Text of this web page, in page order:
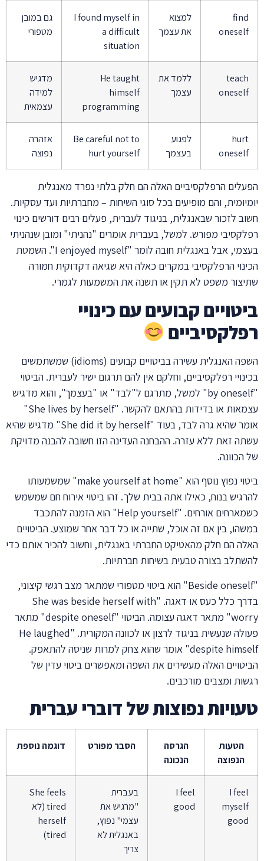
find
oneself
למצוא
את עצמך
I found myself in
a difficult
situation
גם במובן
מטפורי
teach
oneself
ללמד את
עצמך
He taught
himself
programming
מדגיש
למידה
עצמאית
hurt
oneself
לפגוע
בעצמך
Be careful not to
hurt yourself
אזהרה
נפוצה
הפעלים הרפלקסיביים האלה הם חלק בלתי נפרד מאנגלית
יומיומית, והם מופיעים בכל סוגי השיחות – מחברתיות ועד עסקיות.
חשוב לזכור שבאנגלית, בניגוד לעברית, פעלים רבים דורשים כינוי
רפלקסיבי מפורש. למשל, בעברית אומרים "נהניתי" ומובן שנהניתי
בעצמי, אבל באנגלית חובה לומר "I enjoyed myself". השמטת
הכינוי הרפלקסיבי במקרים כאלה היא שגיאה דקדוקית חמורה
שתיצור משפט לא תקין או תשנה את המשמעות לגמרי.
ביטויים קבועים עם כינויי
רפלקסיביים
השפה האנגלית עשירה בביטויים קבועים (idioms) שמשתמשים
בכינויי רפלקסיביים, וחלקם אין להם תרגום ישיר לעברית. הביטוי
"by oneself" למשל, מתרגם ל"לבד" או "בעצמך", והוא מדגיש
עצמאות או בדידות בהתאם להקשר. "She lives by herself"
אומר שהיא גרה לבד, בעוד "She did it by herself" מדגיש שהיא
עשתה זאת ללא עזרה. ההבחנה העדינה הזו חשובה להבנה מדויקת
של הכוונה.
ביטוי נפוץ נוסף הוא "make yourself at home" שמשמעותו
להרגיש בנוח, כאילו אתה בבית שלך. זהו ביטוי אירוח חם שמשמש
כשמארחים אורחים. "Help yourself" הוא הזמנה להתכבד
במשהו, בין אם זה אוכל, שתייה או כל דבר אחר שמוצע. הביטויים
האלה הם חלק מהאטיקט החברתי באנגלית, וחשוב להכיר אותם כדי
להשתלב בצורה טבעית בשיחות חברתיות.
"Beside oneself" הוא ביטוי מטפורי שמתאר מצב רגשי קיצוני,
בדרך כלל כעס או דאגה. "She was beside herself with
worry" מתאר דאגה עצומה. הביטוי "despite oneself" מתאר
פעולה שנעשית בניגוד לרצון או לכוונה המקורית. "He laughed
despite himself" אומר שהוא צחק למרות שניסה להתאפק.
הביטויים האלה מעשירים את השפה ומאפשרים ביטוי עדין של
רגשות ומצבים מורכבים.
טעויות נפוצות של דוברי עברית
הטעות
הנפוצה
הגרסה
הנכונה
הסבר מפורט דוגמה נוספת
I feel
myself
good
I feel
good
בעברית
"מרגיש את
עצמי" נפוץ,
באנגלית לא
צריך
She feels
tired (לא
herself
tired)